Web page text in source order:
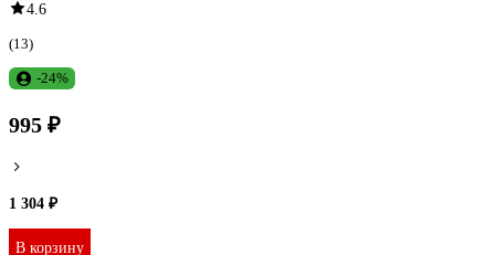
4.6
(13)
-24%
995 ₽
1 304 ₽
В корзину